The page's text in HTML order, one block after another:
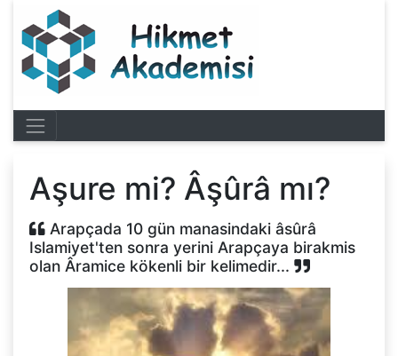
Aşure mi? Âşûrâ mı?
Arapçada 10 gün manasindaki âsûrâ
Islamiyet'ten sonra yerini Arapçaya birakmis
olan Âramice kökenli bir kelimedir...